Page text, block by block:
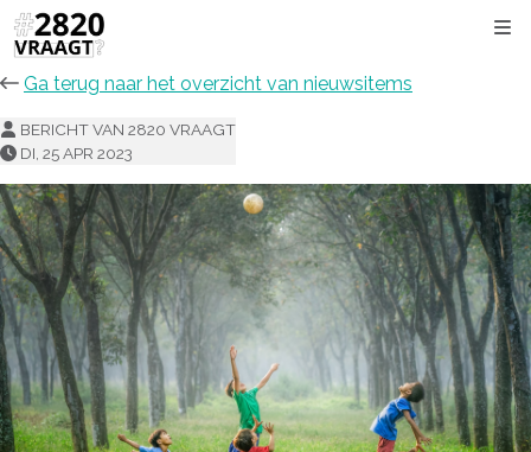
Ga terug naar het overzicht van nieuwsitems
BERICHT VAN 2820 VRAAGT
DI, 25 APR 2023